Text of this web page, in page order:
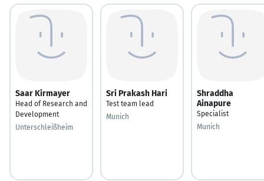
Saar Kirmayer
Head of Research and
Development
Unterschleißheim
Sri Prakash Hari
Test team lead
Munich
Shraddha
Ainapure
Specialist
Munich